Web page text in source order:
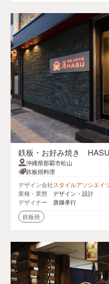
鉄板・お好み焼き HASU
沖縄県那覇市松山
鉄板焼料理
デザイン会社スタイルアソシエイ
業種・業態
デザイン・設計
デザイナー
唐鎌孝行
鉄板焼